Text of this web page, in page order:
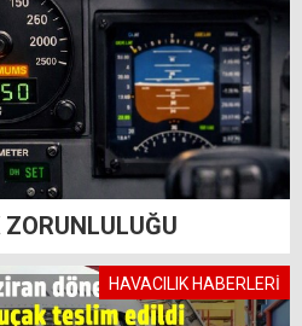
HAVACILIK HABERLERİ